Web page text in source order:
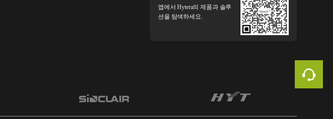
앱에서 Hytera의 제품과 솔루
션을 탐색하세요.